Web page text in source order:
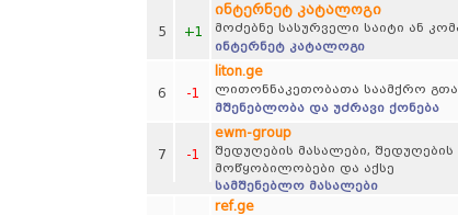
5 +1
ინტერნეტ კატალოგი
მოძებნე სასურველი საიტი ან
ინტერნეტ კატალოგი
6 -1
liton.ge
ლითონნაკეთობათა საამქრო
მშენებლობა და უძრავი ქონება
7 -1
ewm-group
შედუღების მასალები,
მოწყობილობები და აქსე
სამშენებლო მასალები
ref.ge